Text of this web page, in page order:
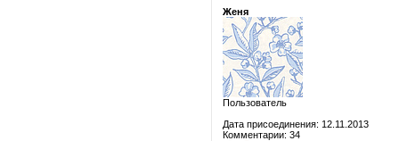
Женя
Пользователь
Дата присоединения: 12.11.2013
Комментарии: 34